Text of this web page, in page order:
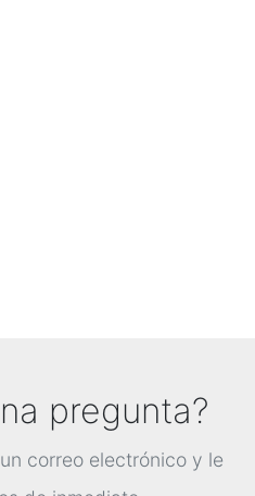
pregunta?
correo electrónico y le